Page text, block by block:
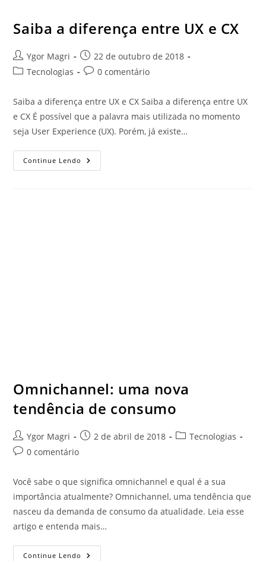
Saiba a diferença entre UX e CX
Ygor Magri
22 de outubro de 2018
Tecnologias
0 comentário
Saiba a diferença entre UX e CX Saiba a diferença entre UX
e CX É possível que a palavra mais utilizada no momento
seja User Experience (UX). Porém, já existe…
Continue Lendo
Omnichannel: uma nova
tendência de consumo
Ygor Magri 2 de abril de 2018
Tecnologias
0 comentário
Você sabe o que significa omnichannel e qual é a sua
importância atualmente? Omnichannel, uma tendência que
nasceu da demanda de consumo da atualidade. Leia esse
artigo e entenda mais…
Continue Lendo